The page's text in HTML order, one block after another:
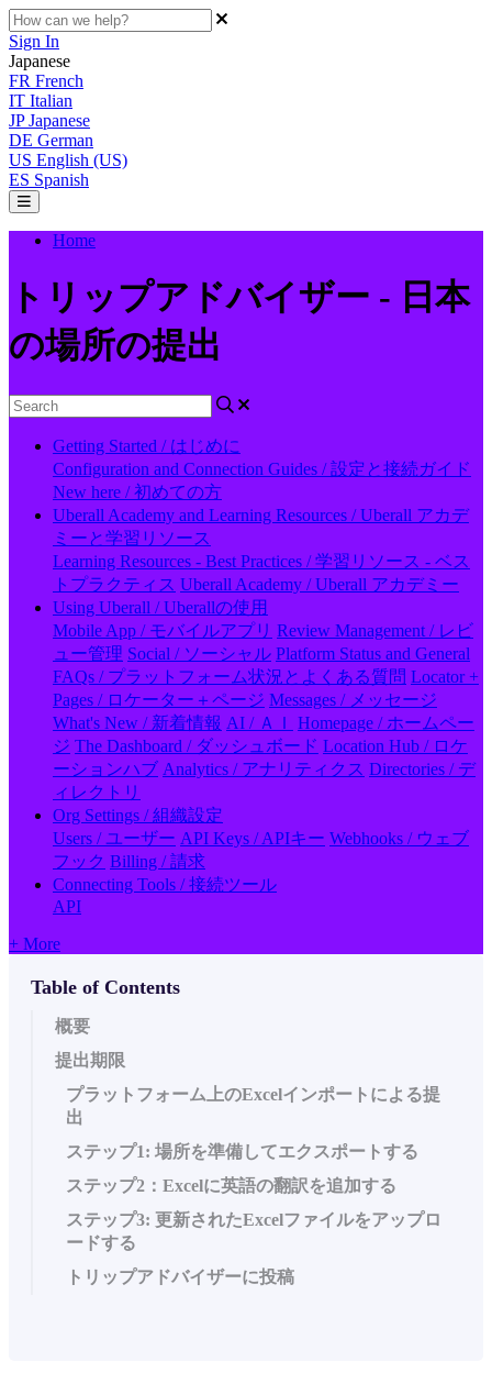
Sign In
Japanese
FR French
IT Italian
JP Japanese
DE German
US English (US)
ES Spanish
Home
トリップアドバイザー - 日本
の場所の提出
Getting Started / はじめに
Configuration and Connection Guides / 設定と接続ガイド
New here / 初めての方
Uberall Academy and Learning Resources / Uberall アカデ
ミーと学習リソース
Learning Resources - Best Practices / 学習リソース - ベス
トプラクティス Uberall Academy / Uberall アカデミー
Using Uberall / Uberallの使用
Mobile App / モバイルアプリ Review Management / レビ
ュー管理 Social / ソーシャル Platform Status and General
FAQs / プラットフォーム状況とよくある質問 Locator +
Pages / ロケーター＋ページ Messages / メッセージ
What's New / 新着情報 AI / ＡＩ
Homepage / ホームペー
ジ The Dashboard / ダッシュボード Location Hub / ロケ
ーションハブ Analytics / アナリティクス Directories / デ
ィレクトリ
Org Settings / 組織設定
Users / ユーザー API Keys / APIキー Webhooks / ウェブ
フック Billing / 請求
Connecting Tools / 接続ツール
API
+ More
Table of Contents
概要
提出期限
プラットフォーム上のExcelインポートによる提
出
ステップ1: 場所を準備してエクスポートする
ステップ2：Excelに英語の翻訳を追加する
ステップ3: 更新されたExcelファイルをアップロ
ードする
トリップアドバイザーに投稿